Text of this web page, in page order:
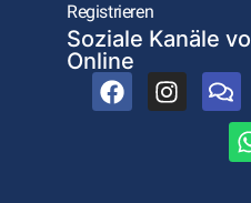
Registrieren
Soziale Kanäle
Online